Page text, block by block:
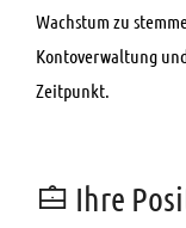
Wachstum zu
Kontoverwaltung
Zeitpunkt.
Ihre